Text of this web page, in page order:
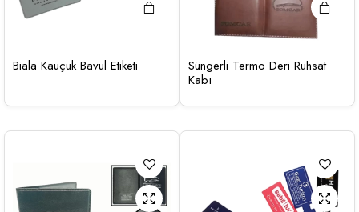
Biala Kauçuk Bavul Etiketi
Süngerli Termo Deri Ruhsat
Kabı